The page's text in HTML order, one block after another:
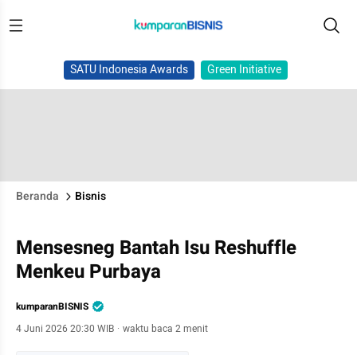
SATU Indonesia Awards Green Initiative
Beranda Bisnis
Mensesneg Bantah Isu Reshuffle
Menkeu Purbaya
kumparanBISNIS
4 Juni 2026 20:30 WIB · waktu baca 2 menit